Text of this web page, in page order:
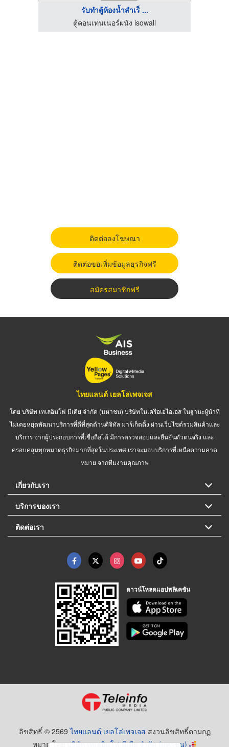
รับทำตู้ห้องน้ำสำเร็ ...
ตู้คอนเทนเนอร์ผนัง isowall
ติดต่อลงโฆษณา
ติดต่อขอเพิ่มข้อมูลธุรกิจฟรี
สมัครสมาชิกฟรี
ไทยแลนด์ เยลโล่เพจเจส
โดย บริษัท เทเลอินโฟ มีเดีย จำกัด (มหาชน) บริษัทในเครือเอไอเอส ในฐานะผู้นำที่
ไม่เคยหยุดพัฒนาบริการที่ดีที่สุดด้านดิจิทัล มาร์เก็ตติ้ง ผ่านเว็บไซต์รวมสินค้าและ
บริการ จากผู้ประกอบการที่เชื่อถือได้ มีการตรวจสอบและยืนยันตัวตนจริง และ
ครอบคลุมทุกหมวดธุรกิจมากที่สุดในประเทศ เราจะมอบบริการที่เหนือความคาด
หมาย จากทีมงานคุณภาพ
เกี่ยวกับเรา
บริการของเรา
ติดต่อเรา
ดาวน์โหลดแอปพลิเคชัน
ลิขสิทธิ์ © 2569ไทยแลนด์ เยลโล่เพจเจส สงวนลิขสิทธิ์ตามกฏ
หมาย โดยบริษัท เทเลอินโฟ มีเดีย จำกัด (มหาชน)